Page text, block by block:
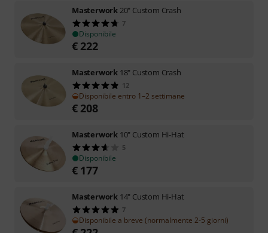
Masterwork 20" Custom Crash
7
Disponibile
€ 222
Masterwork 18" Custom Crash
12
Disponibile entro 1–2 settimane
€ 208
Masterwork 10" Custom Hi-Hat
5
Disponibile
€ 177
Masterwork 14" Custom Hi-Hat
7
Disponibile a breve (normalmente 2-5 giorni)